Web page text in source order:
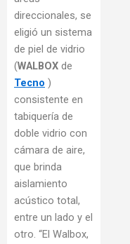
direccionales, se
eligió un sistema
de piel de vidrio
(WALBOX de
Tecno )
consistente en
tabiquería de
doble vidrio con
cámara de aire,
que brinda
aislamiento
acústico total,
entre un lado y el
otro. “El Walbox,